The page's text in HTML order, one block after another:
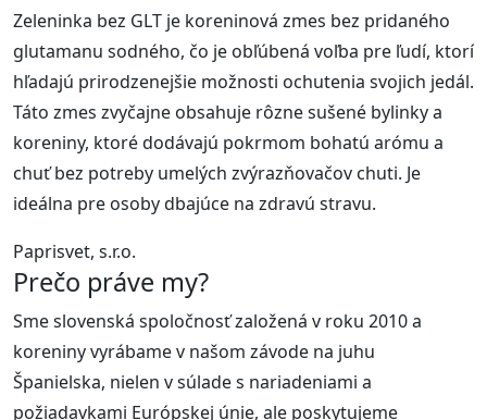
Zeleninka bez GLT je koreninová zmes bez pridaného
glutamanu sodného, čo je obľúbená voľba pre ľudí, ktorí
hľadajú prirodzenejšie možnosti ochutenia svojich jedál.
Táto zmes zvyčajne obsahuje rôzne sušené bylinky a
koreniny, ktoré dodávajú pokrmom bohatú arómu a
chuť bez potreby umelých zvýrazňovačov chuti. Je
ideálna pre osoby dbajúce na zdravú stravu.
Paprisvet, s.r.o.
Prečo práve my?
Sme slovenská spoločnosť založená v roku 2010 a
koreniny vyrábame v našom závode na juhu
Španielska, nielen v súlade s nariadeniami a
požiadavkami Európskej únie, ale poskytujeme